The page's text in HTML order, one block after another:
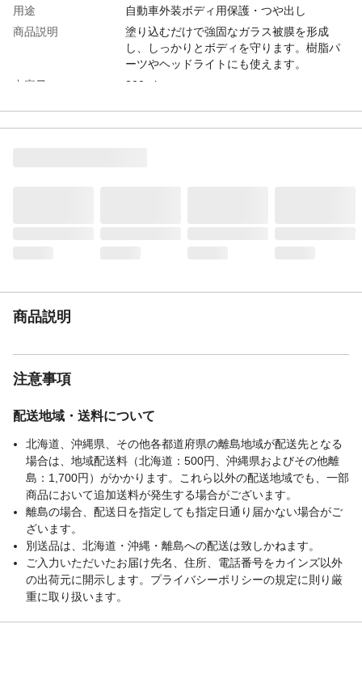
用途
自動車外装ボディ用保護・つや出し
商品説明
塗り込むだけで強固なガラス被膜を形成
し、しっかりとボディを守ります。樹脂パ
ーツやヘッドライトにも使えます。
内容量
200ml
使用上の注意
洗車をして、キズの原因となる泥や汚れを
対応色
全塗装色対応
商品説明
注意事項
配送地域・送料について
北海道、沖縄県、その他各都道府県の離島地域が配送先となる
場合は、地域配送料（北海道：500円、沖縄県およびその他離
島：1,700円）がかかります。これら以外の配送地域でも、一部
商品において追加送料が発生する場合がございます。
離島の場合、配送日を指定しても指定日通り届かない場合がご
ざいます。
別送品は、北海道・沖縄・離島への配送は致しかねます。
ご入力いただいたお届け先名、住所、電話番号をカインズ以外
の出荷元に開示します。プライバシーポリシーの規定に則り厳
重に取り扱います。